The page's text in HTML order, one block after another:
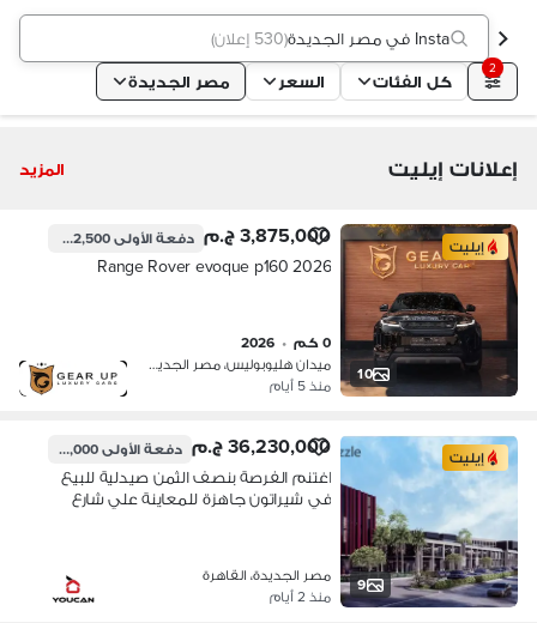
Insta في مصر الجديدة (530 إعلان )
2
كل الفئات السعر مصر الجديدة
إعلانات إيليت المزيد
10
إيليت 3,875,000 ج.م دفعة الأولى1,162,500 ج.م
Range Rover evoque p160 2026
0 كم •
2026
ميدان هليوبوليس، مصر الجديدة
منذ 5 أيام
9
إيليت 36,230,000 ج.م دفعة الأولى3,623,000 ج.م
اغتنم الفرصة بنصف الثمن صيدلية للبيع
في شيراتون جاهزة للمعاينة علي شارع
مصر الجديدة، القاهرة
منذ 2 أيام